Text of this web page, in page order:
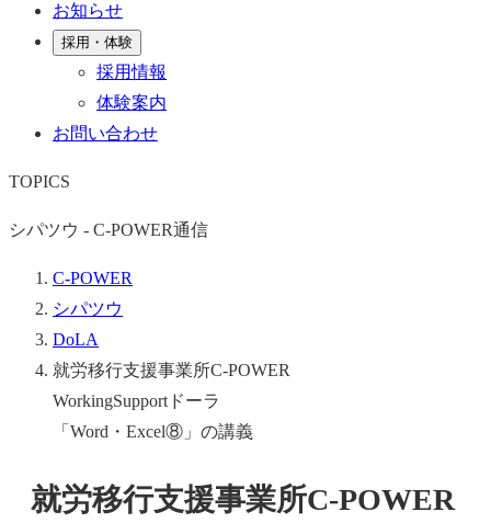
お知らせ
採用・体験
採用情報
体験案内
お問い合わせ
TOPICS
シパツウ - C-POWER通信
C-POWER
シパツウ
DoLA
就労移行支援事業所C-POWER
WorkingSupportドーラ
「Word・Excel⑧」の講義
就労移行支援事業所C-POWER